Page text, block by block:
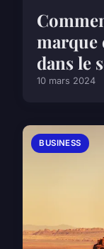
marque
dans le
10 mars 2024
BUSINESS